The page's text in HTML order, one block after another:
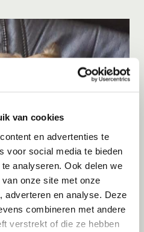
van cookies
en advertenties te
voor social media te bieden
analyseren. Ook delen we
onze site met onze
adverteren en analyse. Deze
combineren met andere
verstrekt of die ze hebben